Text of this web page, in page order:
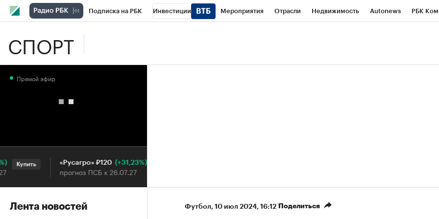
Подписка на РБК Инвестиции Мероприятия Отрасли Недвижимость Autonews РБК
СПОРТ
Футбол⁠, 10 июл 2024, 16:12 Поделиться
Прямой эфир
Купить «Русагро» ₽120 (+31,23%)
прогноз ПСБ к 26.07.27
Купить
Лента новостей